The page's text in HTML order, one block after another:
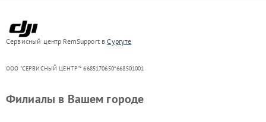
Сервисный центр RemSupport вСургуте
ООО "СЕРВИСНЫЙ ЦЕНТР"* 6685170650*668501001
Филиалы в Вашем городе